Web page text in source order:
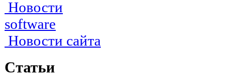
Новости
software
Новости сайта
Статьи